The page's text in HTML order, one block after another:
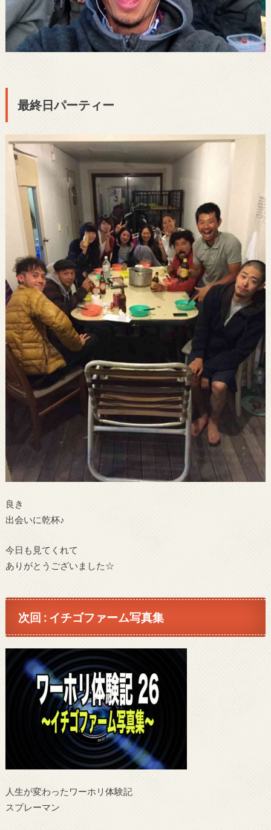
最終日パーティー
良き
出会いに乾杯♪
今日も見てくれて
ありがとうございました☆
次回 : イチゴファーム写真集
人生が変わったワーホリ体験記
スプレーマン